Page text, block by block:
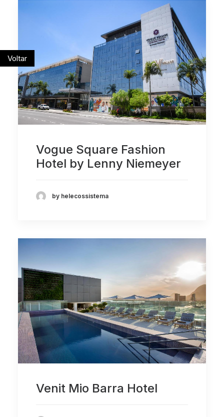
Vogue Square Fashion
Hotel by Lenny Niemeyer
by helecossistema
Venit Mio Barra Hotel
Voltar